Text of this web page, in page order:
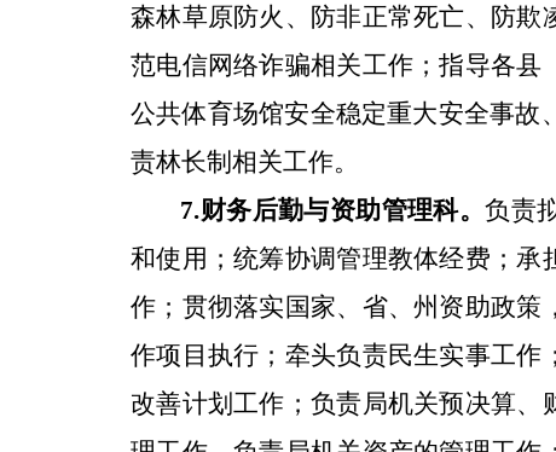
森林草原防火、防非正常死亡、防
范电信网络诈骗相关工作；指导各县
公共体育场馆安全稳定重大安全事故
责林长制相关工作。
7.财务后勤与资助管理科。负责
和使用；统筹协调管理教体经费；
作；贯彻落实国家、省、州资助政
作项目执行；牵头负责民生实事工
改善计划工作；负责局机关预决算